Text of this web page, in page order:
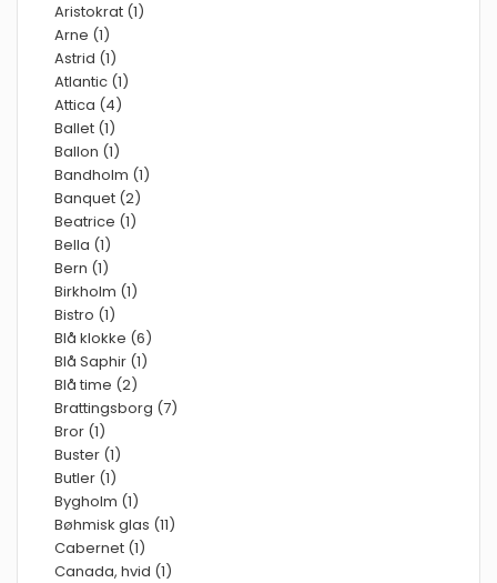
Aristokrat (1)
Arne (1)
Astrid (1)
Atlantic (1)
Attica (4)
Ballet (1)
Ballon (1)
Bandholm (1)
Banquet (2)
Beatrice (1)
Bella (1)
Bern (1)
Birkholm (1)
Bistro (1)
Blå klokke (6)
Blå Saphir (1)
Blå time (2)
Brattingsborg (7)
Bror (1)
Buster (1)
Butler (1)
Bygholm (1)
Bøhmisk glas (11)
Cabernet (1)
Canada, hvid (1)